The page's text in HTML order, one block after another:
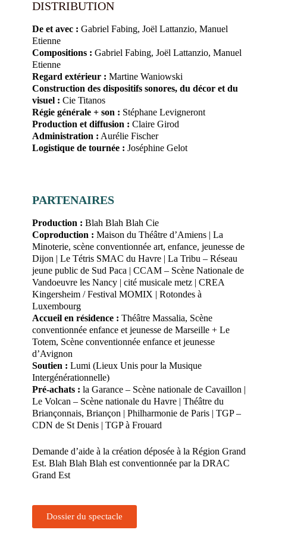
DISTRIBUTION
De et avec : Gabriel Fabing, Joël Lattanzio, Manuel
Etienne
Compositions : Gabriel Fabing, Joël Lattanzio, Manuel
Etienne
Regard extérieur : Martine Waniowski
Construction des dispositifs sonores, du décor et du
visuel : Cie Titanos
Régie générale + son : Stéphane Levigneront
Production et diffusion : Claire Girod
Administration : Aurélie Fischer
Logistique de tournée : Joséphine Gelot
PARTENAIRES
Production : Blah Blah Blah Cie
Coproduction : Maison du Théâtre d’Amiens | La
Minoterie, scène conventionnée art, enfance, jeunesse de
Dijon | Le Tétris SMAC du Havre | La Tribu – Réseau
jeune public de Sud Paca | CCAM – Scène Nationale de
Vandoeuvre les Nancy | cité musicale metz | CREA
Kingersheim / Festival MOMIX | Rotondes à
Luxembourg
Accueil en résidence : Théâtre Massalia, Scène
conventionnée enfance et jeunesse de Marseille + Le
Totem, Scène conventionnée enfance et jeunesse
d’Avignon
Soutien : Lumi (Lieux Unis pour la Musique
Intergénérationnelle)
Pré-achats : la Garance – Scène nationale de Cavaillon |
Le Volcan – Scène nationale du Havre | Théâtre du
Briançonnais, Briançon | Philharmonie de Paris | TGP –
CDN de St Denis | TGP à Frouard
Demande d’aide à la création déposée à la Région Grand
Est. Blah Blah Blah est conventionnée par la DRAC
Grand Est
Dossier du spectacle